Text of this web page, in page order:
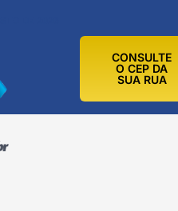
CONSULTE
O CEP DA
SUA RUA